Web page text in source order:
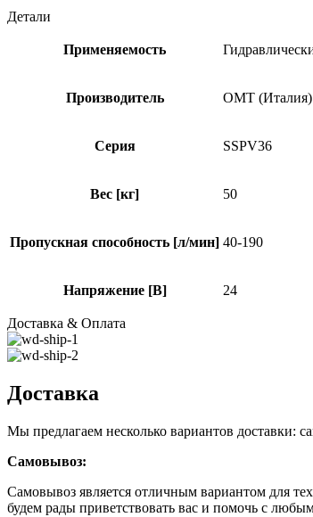
Детали
Применяемость
Производитель OMT (Италия)
Серия SSPV36
Вес [кг] 50
Пропускная способность [л/мин] 40-190
Напряжение [В] 24
Доставка & Оплата
Доставка
Мы предлагаем несколько вариантов доставки:
Самовывоз:
Самовывоз является отличным вариантом для
будем рады приветствовать вас и помочь с